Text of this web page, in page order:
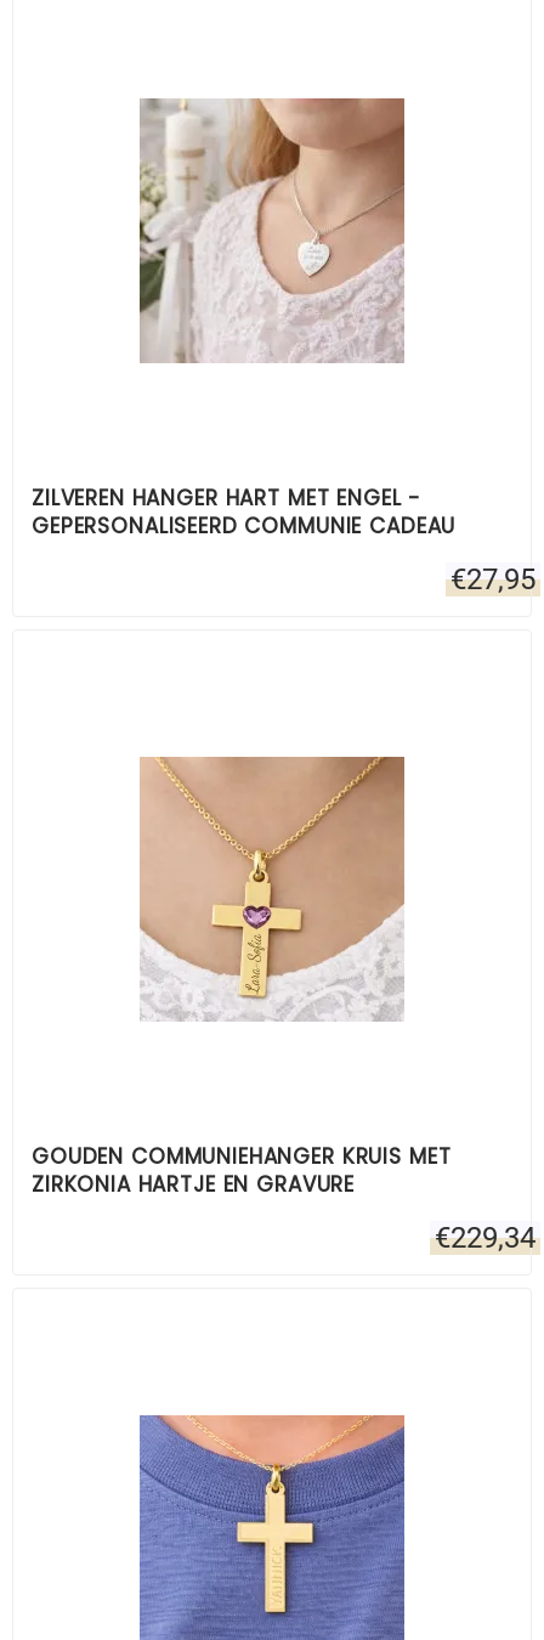
ZILVEREN HANGER HART MET ENGEL -
GEPERSONALISEERD COMMUNIE CADEAU
€27,95
GOUDEN COMMUNIEHANGER KRUIS MET
ZIRKONIA HARTJE EN GRAVURE
€229,34